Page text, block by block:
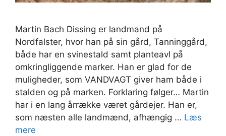
Martin Bach Dissing er landmand på
Nordfalster, hvor han på sin gård, Tanninggård,
både har en svinestald samt planteavl på
omkringliggende marker. Han er glad for de
muligheder, som VANDVAGT giver ham både i
stalden og på marken. Forklaring følger… Martin
har i en lang årrække været gårdejer. Han er,
som næsten alle landmænd, afhængig … Læs
mere